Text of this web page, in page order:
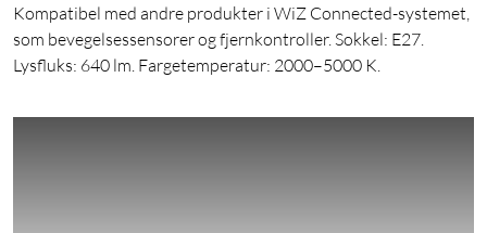
Kompatibel med andre produkter i WiZ Connected-systemet,
som bevegelsessensorer og fjernkontroller. Sokkel: E27.
Lysfluks: 640 lm. Fargetemperatur: 2000–5000 K.